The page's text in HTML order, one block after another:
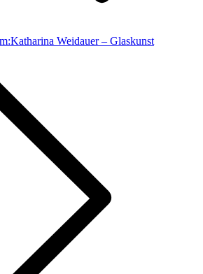
Katharina Weidauer – Glaskunst